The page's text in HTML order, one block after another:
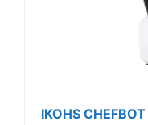
IKOHS